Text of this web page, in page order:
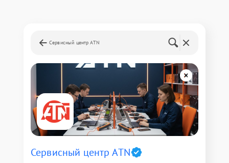
Сервисный центр ATN
Сервисный центр ATN